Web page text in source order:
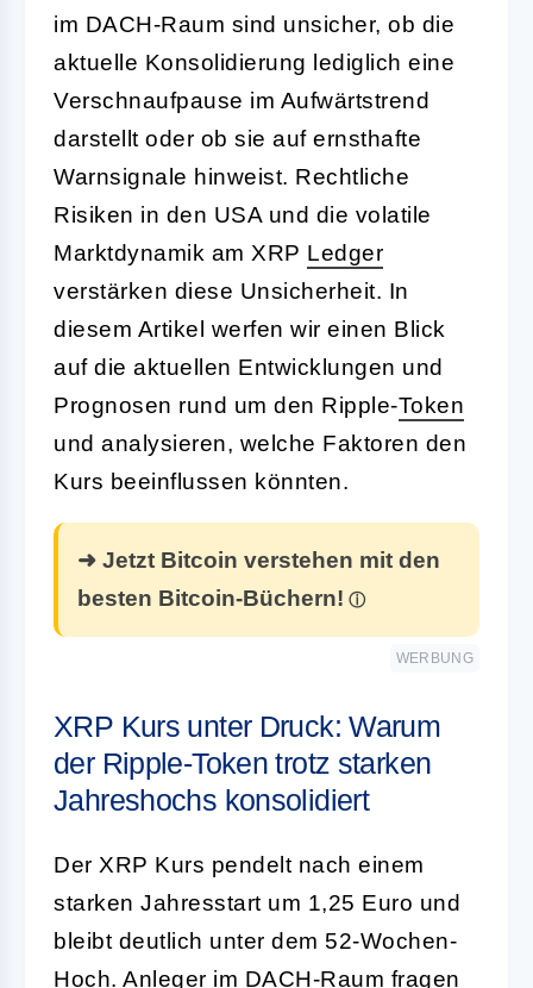
im DACH-Raum sind unsicher, ob die
aktuelle Konsolidierung lediglich eine
Verschnaufpause im Aufwärtstrend
darstellt oder ob sie auf ernsthafte
Warnsignale hinweist. Rechtliche
Risiken in den USA und die volatile
Marktdynamik am XRP Ledger
verstärken diese Unsicherheit. In
diesem Artikel werfen wir einen Blick
auf die aktuellen Entwicklungen und
Prognosen rund um den Ripple-Token
und analysieren, welche Faktoren den
Kurs beeinflussen könnten.
➜ Jetzt Bitcoin verstehen mit den
besten Bitcoin-Büchern!
WERBUNG
XRP Kurs unter Druck: Warum
der Ripple-Token trotz starken
Jahreshochs konsolidiert
Der XRP Kurs pendelt nach einem
starken Jahresstart um 1,25 Euro und
bleibt deutlich unter dem 52-Wochen-
Hoch. Anleger im DACH-Raum fragen